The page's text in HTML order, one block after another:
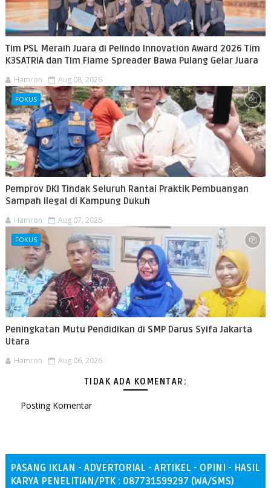
Tim PSL Meraih Juara di Pelindo Innovation Award 2026 Tim
K3SATRIA dan Tim Flame Spreader Bawa Pulang Gelar Juara
Hamron Aug 08, 2026
FOKUS
Pemprov DKI Tindak Seluruh Rantai Praktik Pembuangan
Sampah Ilegal di Kampung Dukuh
Hamron Aug 07, 2026
FOKUS
Peningkatan Mutu Pendidikan di SMP Darus Syifa Jakarta
Utara
Hamron Aug 06, 2026
TIDAK ADA KOMENTAR:
Posting Komentar
PASANG IKLAN - ADVERTORIAL - ARTIKEL - OPINI - HASIL
KARYA PENELITIAN/PTK : 087731599297 (WA/SMS)